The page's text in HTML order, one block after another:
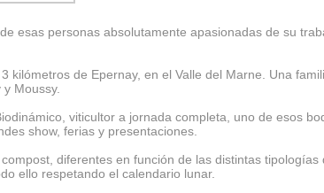
esas personas absolutamente apasionadas de su
de Epernay, en el Valle del Marne. Una
Moussy.
viticultor a jornada completa, uno de esos
show, ferias y presentaciones.
diferentes en función de las distintas
ello respetando el calendario lunar.